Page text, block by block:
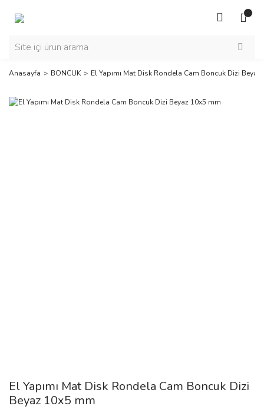
Anasayfa BONCUK El Yapımı Mat Disk Rondela Cam Boncuk Dizi
El Yapımı Mat Disk Rondela Cam Boncuk Dizi
Beyaz 10x5 mm